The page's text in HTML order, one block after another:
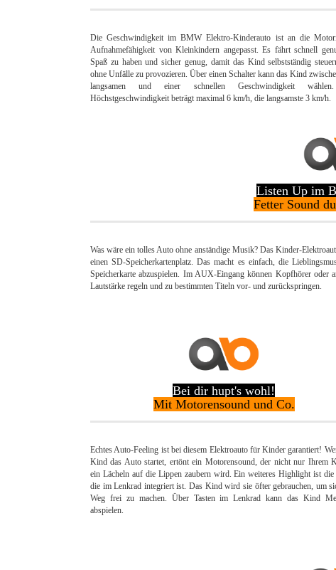
Die Geschwindigkeit im BMW Elektro-Kinderauto ist an die
Aufnahmefähigkeit von Kleinkindern angepasst. Es fährt schnell
Spaß zu haben und sicher genug, damit das Kind selbstständig
ohne Unfälle zu provozieren. Über einen Schalter kann das Kind
langsamen und einer schnellen Geschwindigkeit
Höchstgeschwindigkeit beträgt maximal 6 km/h, die langsamste 3 km/h.
Listen Up im
Fetter Sound
Was wäre ein tolles Auto ohne anständige Musik? Das Kinder-
einen SD-Speicherkartenplatz. Das macht es einfach, die
Speicherkarte abzuspielen. Im AUX-Eingang können Kopfhörer oder
Lautstärke regeln und zu bestimmten Titeln vor- und zurückspringen.
Bei dir hupt's wohl!
Mit Motorensound und Co.
Echtes Auto-Feeling ist bei diesem Elektroauto für Kinder garantiert!
Kind das Auto startet, ertönt ein Motorensound, der nicht nur Ihrem
ein Lächeln auf die Lippen zaubern wird. Ein weiteres Highlight ist die
die im Lenkrad integriert ist. Das Kind wird sie öfter gebrauchen, um
Weg frei zu machen. Über Tasten im Lenkrad kann das Kind
abspielen.